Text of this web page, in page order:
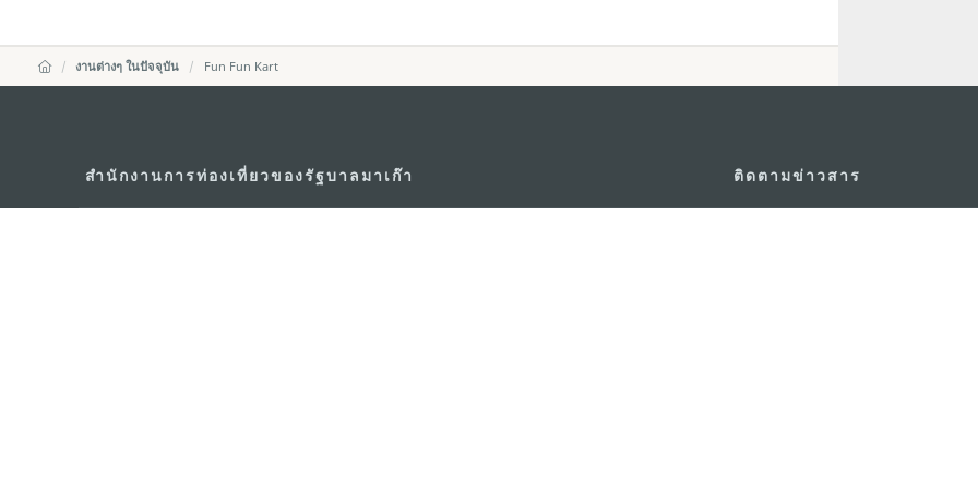
งานต่างๆ ในปัจจุบัน Fun Fun Kart
สำนักงานการท่องเที่ยวของรัฐบาลมาเก๊า ติดตามข่าวสาร